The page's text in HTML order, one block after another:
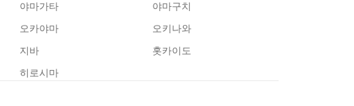
야마가타
야마구치
오카야마
오키나와
지바
홋카이도
히로시마